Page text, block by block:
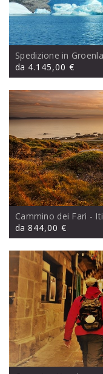
Spedizione in
da 4.145,00 €
Cammino dei Fari -
da 844,00 €